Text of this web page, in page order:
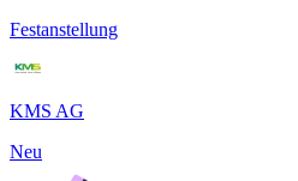
Festanstellung
KMS AG
Neu